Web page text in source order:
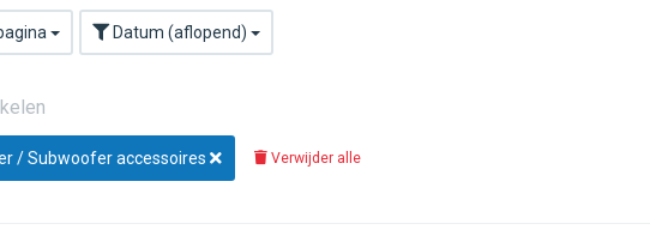
Datum (aflopend)
/ Subwoofer accessoires Verwijder alle